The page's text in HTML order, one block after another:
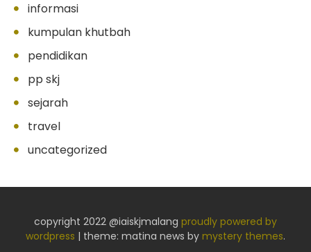
informasi
kumpulan khutbah
pendidikan
pp skj
sejarah
travel
uncategorized
copyright 2022 @iaiskjmalang proudly powered by
wordpress | theme: matina news by mystery themes.